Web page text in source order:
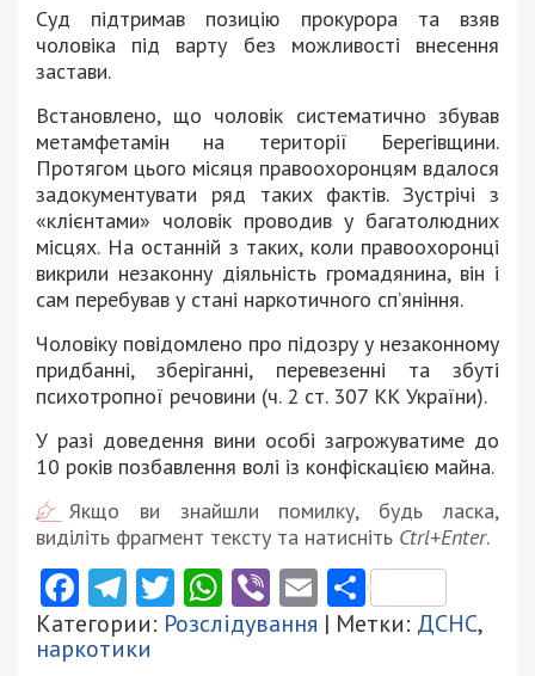
Суд підтримав позицію прокурора та взяв
чоловіка під варту без можливості внесення
застави.
Встановлено, що чоловік систематично збував
метамфетамін на території Берегівщини.
Протягом цього місяця правоохоронцям вдалося
задокументувати ряд таких фактів. Зустрічі з
«клієнтами» чоловік проводив у багатолюдних
місцях. На останній з таких, коли правоохоронці
викрили незаконну діяльність громадянина, він і
сам перебував у стані наркотичного сп’яніння.
Чоловіку повідомлено про підозру у незаконному
придбанні, зберіганні, перевезенні та збуті
психотропної речовини (ч. 2 ст. 307 КК України).
У разі доведення вини особі загрожуватиме до
10 років позбавлення волі із конфіскацією майна.
Якщо ви знайшли помилку, будь ласка,
виділіть фрагмент тексту та натисніть Ctrl+Enter.
Facebook
Telegram
Twitter
WhatsApp
ViberEmail
Категории: Розслідування | Метки: ДСНС,
наркотики